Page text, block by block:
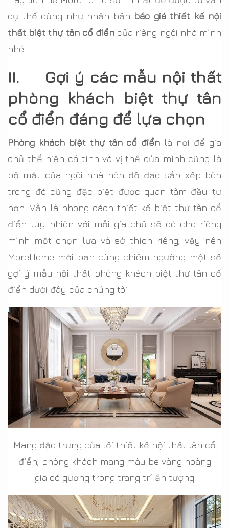
cụ thể cũng như nhận bản báo giá thiết kế nội
thất biệt thự tân cổ điển của riêng ngôi nhà mình
nhé!
II. Gợi ý các mẫu nội thất
phòng khách biệt thự tân
cổ điển đáng để lựa chọn
Phòng khách biệt thự tân cổ điển là nơi để gia
chủ thể hiện cá tính và vị thế của mình cũng là
bộ mặt của ngôi nhà nên đồ đạc sắp xếp bên
trong đó cũng đặc biệt được quan tâm đầu tư
hơn. Vẫn là phong cách thiết kế biệt thự tân cổ
điển tuy nhiên với mỗi gia chủ sẽ có cho riêng
mình một chọn lựa và sở thích riêng, vậy nên
MoreHome mời bạn cùng chiêm ngưỡng một số
gợi ý mẫu nội thất phòng khách biệt thự tân cổ
điển dưới đây của chúng tôi.
Mang đặc trưng của lối thiết kế nội thất tân cổ
điển, phòng khách mang màu be vàng hoàng
gia có gương trong trang trí ấn tượng